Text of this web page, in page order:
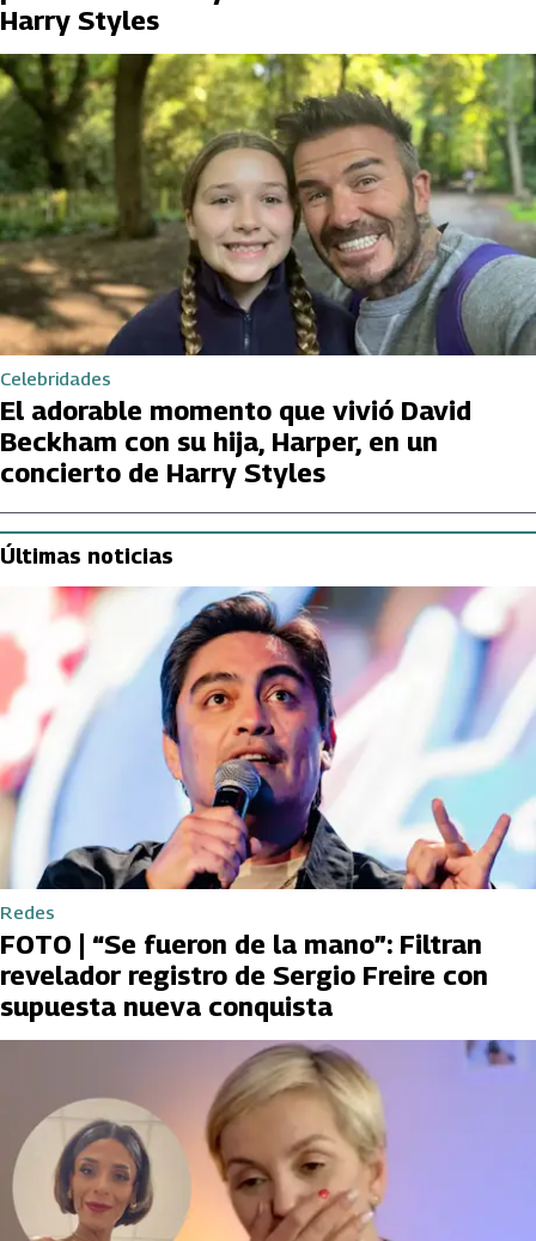
Harry Styles
Celebridades
El adorable momento que vivió David
Beckham con su hija, Harper, en un
concierto de Harry Styles
Últimas noticias
Redes
FOTO | “Se fueron de la mano”: Filtran
revelador registro de Sergio Freire con
supuesta nueva conquista